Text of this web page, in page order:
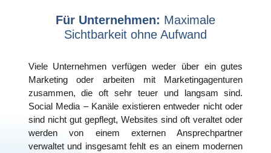
Für Unternehmen: Maximale
Sichtbarkeit ohne Aufwand
Viele Unternehmen verfügen weder über ein gutes
Marketing oder arbeiten mit Marketingagenturen
zusammen, die oft sehr teuer und langsam sind.
Social Media – Kanäle existieren entweder nicht oder
sind nicht gut gepflegt, Websites sind oft veraltet oder
werden von einem externen Ansprechpartner
verwaltet und insgesamt fehlt es an einem modernen